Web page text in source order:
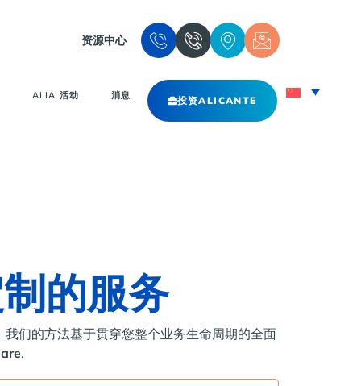
资源中心
ALIA 活动 消息 投资ALICANTE
的服务
们的方法基于贯穿您整个业务生命周期的全面
.